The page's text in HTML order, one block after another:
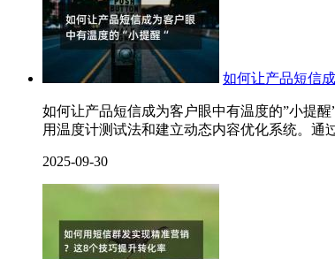
如何让产品短信
如何让产品短信成为客户眼中有温度的”小提
用温度计测试法和建立动态内容优化系统。
2025-09-30